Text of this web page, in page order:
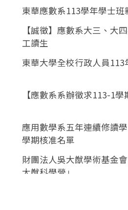
東華應數系113學年學士班
【誠徵】應數系大三、大
工讀生
東華大學全校行政人員113
【應數系系辦徵求113-1學
應用數學系五年連續修讀
學期核准名單
財團法人吳大猷學術基金
大猷科學營」